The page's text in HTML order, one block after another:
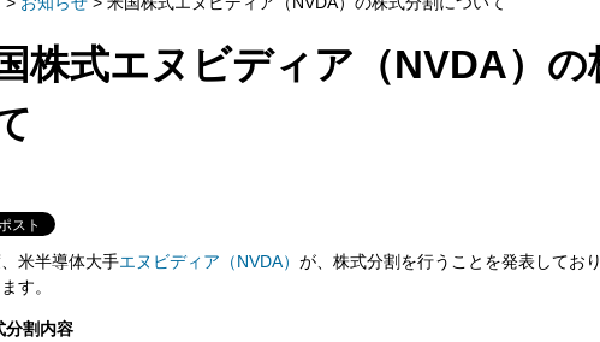
株式エヌビディア（NVDA）の
米半導体大手エヌビディア（NVDA） が、株式分割を行うことを発表してお
す。
分割内容